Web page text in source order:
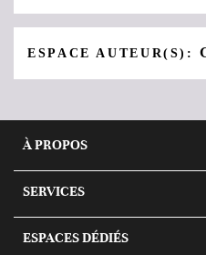
ESPACE AUTEUR(S):
À PROPOS
SERVICES
ESPACES DÉDIÉS